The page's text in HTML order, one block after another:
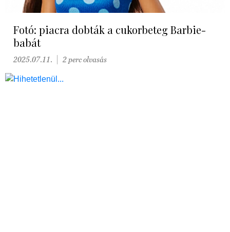
Fotó: piacra dobták a cukorbeteg Barbie-
babát
2025.07.11. 2 perc olvasás